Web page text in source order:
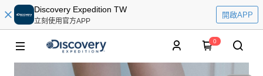
Discovery Expedition TW
立刻使用官方APP
開啟APP
0